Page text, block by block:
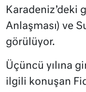
Karadeniz’deki
Anlaşması) ve
görülüyor.
Üçüncü yılına
ilgili konuşan